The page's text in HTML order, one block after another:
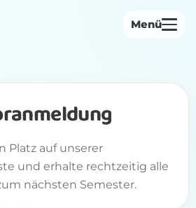
Menü
Platz auf unserer
und erhalte rechtzeitig alle
nächsten Semester.